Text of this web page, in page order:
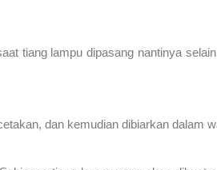
tiang lampu dipasang nantinya
dan kemudian dibiarkan dalam